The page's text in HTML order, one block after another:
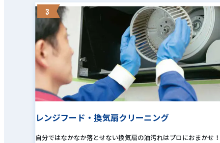
3
レンジフード・換気扇クリーニング
自分ではなかなか落とせない換気扇の油汚れはプロにおまかせ！